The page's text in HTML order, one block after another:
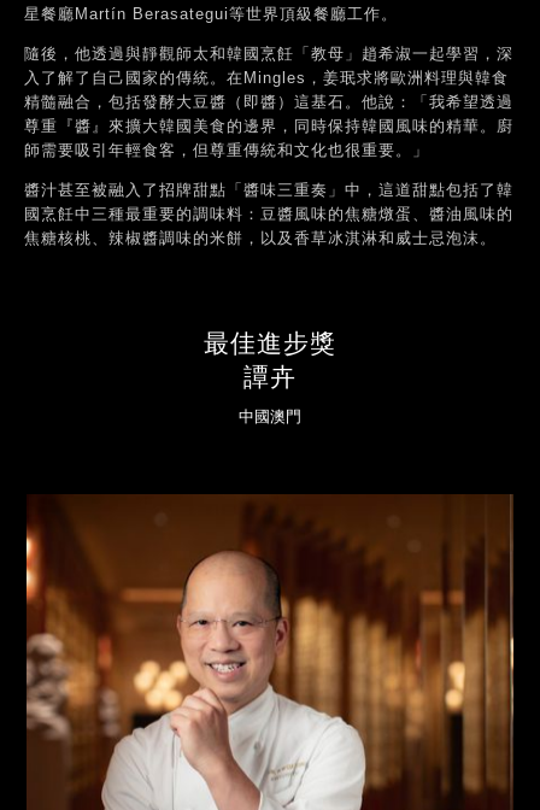
星餐廳Martín Berasategui等世界頂級餐廳工作。
隨後，他透過與靜觀師太和韓國烹飪「教母」趙希淑一起學習，深
入了解了自己國家的傳統。在Mingles，姜珉求將歐洲料理與韓食
精髓融合，包括發酵大豆醬（即醬）這基石。他說：「我希望透過
尊重『醬』來擴大韓國美食的邊界，同時保持韓國風味的精華。廚
師需要吸引年輕食客，但尊重傳統和文化也很重要。」
醬汁甚至被融入了招牌甜點「醬味三重奏」中，這道甜點包括了韓
國烹飪中三種最重要的調味料：豆醬風味的焦糖燉蛋、醬油風味的
焦糖核桃、辣椒醬調味的米餅，以及香草冰淇淋和威士忌泡沫。
最佳進步獎
譚卉
中國澳門